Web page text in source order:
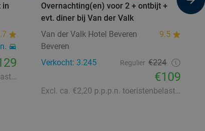
in
Excl. ca. €1,40 p.p.p.n. toeristenbelasting
Overnachting(en) voor 2 + ontbijt +
evt. diner bij Van der Valk
Van der Valk Hotel Beveren
9.5
Beveren
Verkocht: 3.245
Regulier €224
€109
Excl. ca. €2,20 p.p.p.n. toeristenbelasting